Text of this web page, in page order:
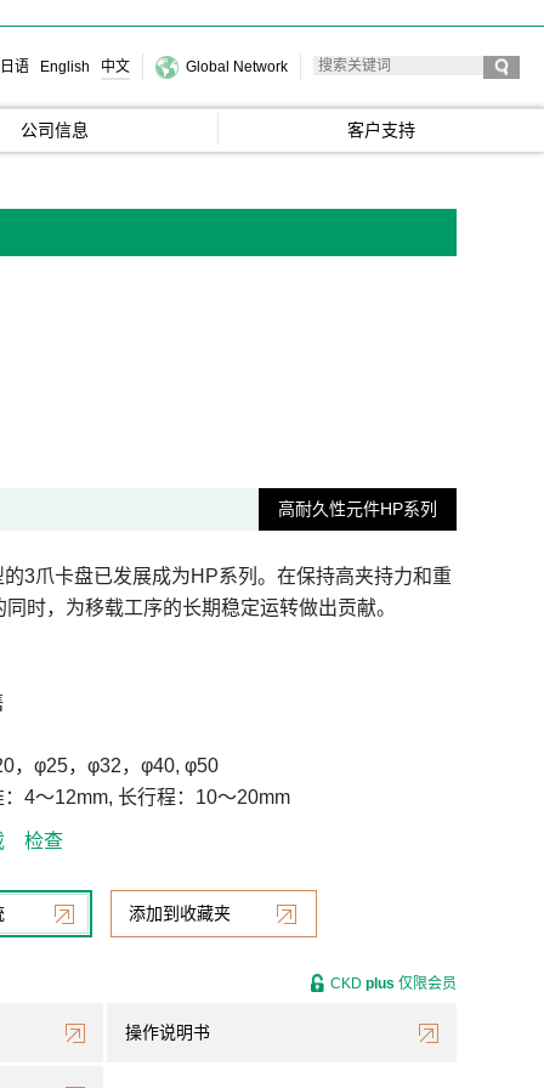
日语 English 中文 Global Network
公司信息 客户支持
高耐久性元件HP系列
3爪卡盘已发展成为HP系列。在保持高夹持力和重
时，为移载工序的长期稳定运转做出贡献。
，φ25，φ32，φ40, φ50
4～12mm, 长行程：10～20mm
检查
添加到收藏夹
操作说明书
CKD plus 仅限会员